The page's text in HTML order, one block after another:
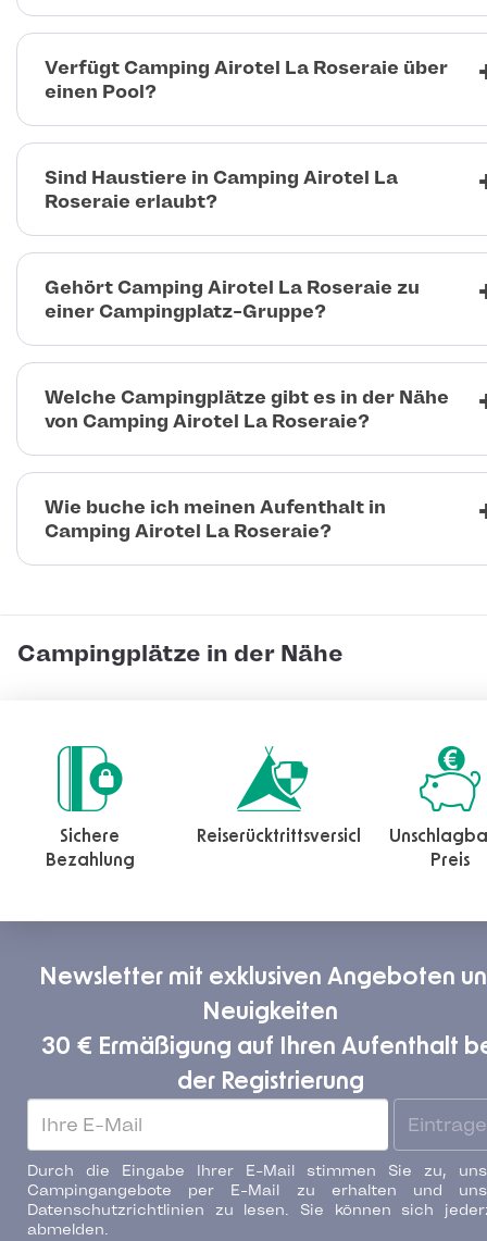
Verfügt Camping Airotel La Roseraie über
einen Pool?
Sind Haustiere in Camping Airotel La
Roseraie erlaubt?
Gehört Camping Airotel La Roseraie zu
einer Campingplatz-Gruppe?
Welche Campingplätze gibt es in der Nähe
von Camping Airotel La Roseraie?
Wie buche ich meinen Aufenthalt in
Camping Airotel La Roseraie?
Campingplätze in der Nähe
Sichere
Bezahlung
Reiserücktrittsversicherung
Preis
Newsletter mit exklusiven Angeboten
Neuigkeiten
30 € Ermäßigung auf Ihren Aufenthalt
der Registrierung
Durch die Eingabe Ihrer E-Mail stimmen Sie zu,
Campingangebote per E-Mail zu erhalten und
Datenschutzrichtlinien zu lesen. Sie können sich
abmelden.